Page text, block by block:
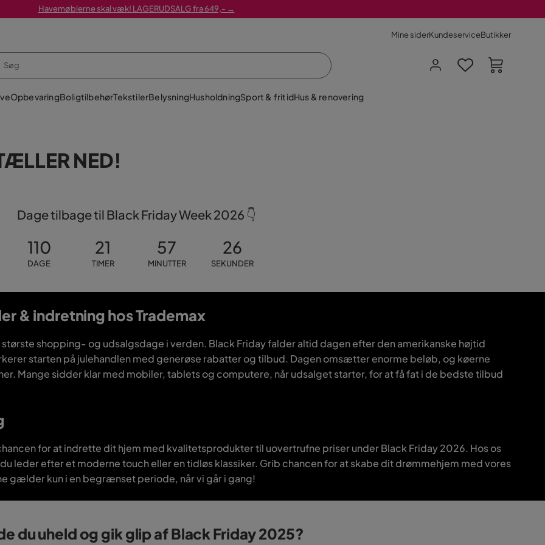
Havemøblerne skal væk! LAGERUDSALG fra 649,- →
Mine siderKundeserviceButikker
OpbevaringBoligtilbehørTekstilerBelysningHusholdningSport & fritidHus & renovering
NED!
Dage tilbage til Black Friday Week 2026 👇
110
DAGE
21
TIMER
57
MINUTTER
26
SEKUNDER
& indretning hos Trademax
største shopping- og udsalgsdage i verden. Black Friday falder altid dagen efter den amerikanske højtid
starten på julehandlen med generøse rabatter og tilbud. Dagen omsætter enorme beløb, og køerne
Mange sidder klar med mobiler, tablets og computere, når udsalget starter, for at få fat i de bedste tilbud
for at indrette dit hjem med kvalitetsprodukter til uovertrufne priser under Black Friday 2026. Hos os
leder efter et moderne touch eller en tidløs klassiker. Grib chancen for at skabe dit drømmehjem med vores
gælder kun i en begrænset periode, når vi går i gang!
du uheld og gik glip af Black Friday 2025?